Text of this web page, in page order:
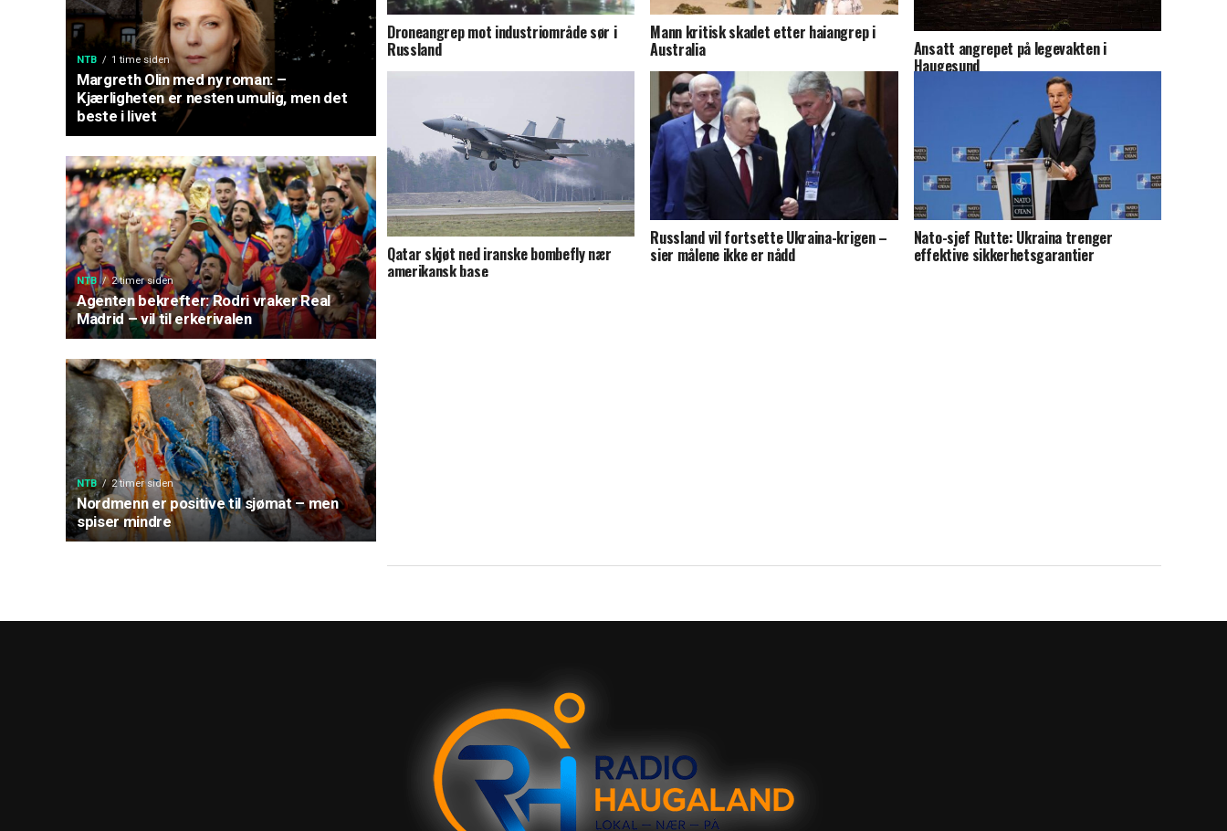
NTB 1 time siden
Margreth Olin med ny roman: –
Kjærligheten er nesten umulig, men det
beste i livet
NTB 2 timer siden
Agenten bekrefter: Rodri vraker Real
Madrid – vil til erkerivalen
NTB 2 timer siden
Nordmenn er positive til sjømat – men
spiser mindre
Droneangrep mot industriområde sør i
Russland
Mann kritisk skadet etter haiangrep i
Australia Ansatt angrepet på legevakten i
Haugesund
Qatar skjøt ned iranske bombefly nær
amerikansk base
Russland vil fortsette Ukraina-krigen –
sier målene ikke er nådd
Nato-sjef Rutte: Ukraina trenger
effektive sikkerhetsgarantier